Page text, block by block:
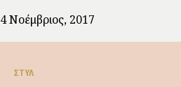
Νοέμβριος, 2017
ΣΤΥΛ